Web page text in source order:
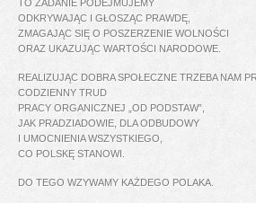
TO ZADANIE PODEJMUJEMY
ODKRYWAJĄC I GŁOSZĄC PRAWDĘ,
ZMAGAJĄC SIĘ O POSZERZENIE WOLNOŚCI
ORAZ UKAZUJĄC WARTOŚCI NARODOWE.
REALIZUJĄC DOBRA SPOŁECZNE TRZEBA NAM
CODZIENNY TRUD
PRACY ORGANICZNEJ „OD PODSTAW”,
JAK PRADZIADOWIE, DLA ODBUDOWY
I UMOCNIENIA WSZYSTKIEGO,
CO POLSKĘ STANOWI.
DO TEGO WZYWAMY KAŻDEGO POLAKA.